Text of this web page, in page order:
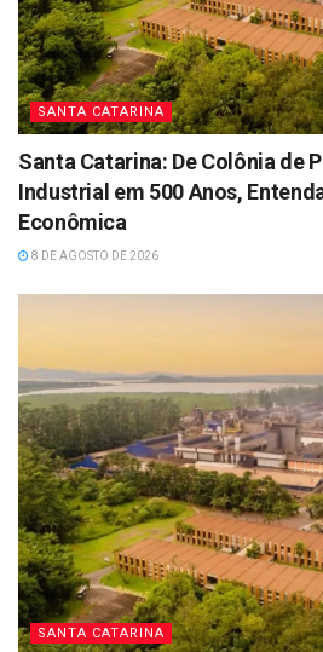
SANTA CATARINA
Santa Catarina: De Colônia de
Industrial em 500 Anos,
Econômica
8 DE AGOSTO DE 2026
SANTA CATARINA